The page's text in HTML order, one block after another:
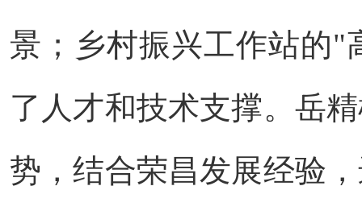
景；乡村振兴工作站的"
了人才和技术支撑。岳
势，结合荣昌发展经验